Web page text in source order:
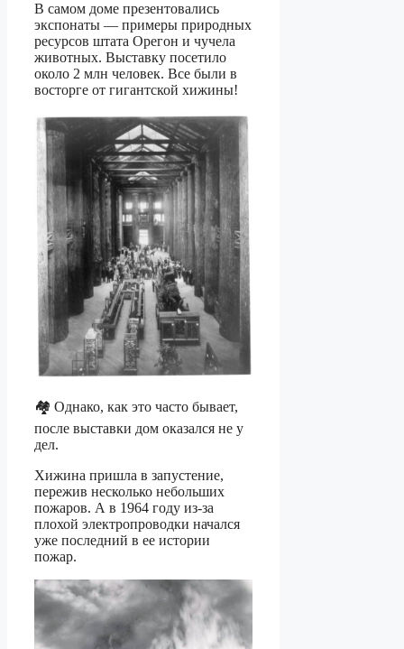
В самом доме презентовались
экспонаты — примеры природных
ресурсов штата Орегон и чучела
животных. Выставку посетило
около 2 млн человек. Все были в
восторге от гигантской хижины!
🏘️ Однако, как это часто бывает,
после выставки дом оказался не у
дел.
Хижина пришла в запустение,
пережив несколько небольших
пожаров. А в 1964 году из-за
плохой электропроводки начался
уже последний в ее истории
пожар.